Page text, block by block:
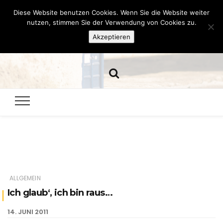
Hazamelistan
ALLGEMEIN
Ich glaub‘, ich bin raus…
14. JUNI 2011
Diese Website benutzen Cookies. Wenn Sie die Website weiter
nutzen, stimmen Sie der Verwendung von Cookies zu.
Akzeptieren